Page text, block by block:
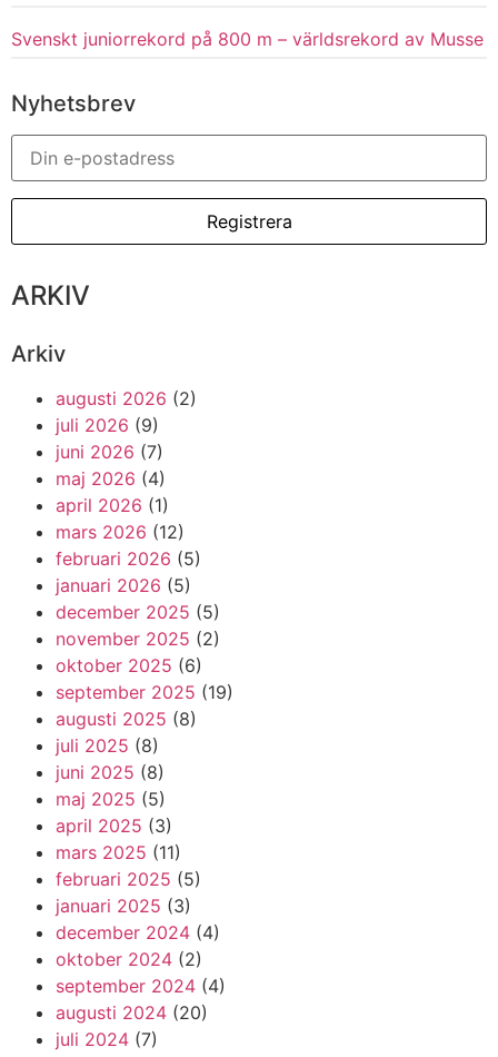
Svenskt juniorrekord på 800 m – världsrekord av Musse
Nyhetsbrev
ARKIV
Arkiv
augusti 2026 (2)
juli 2026 (9)
juni 2026 (7)
maj 2026 (4)
april 2026 (1)
mars 2026 (12)
februari 2026 (5)
januari 2026 (5)
december 2025 (5)
november 2025 (2)
oktober 2025 (6)
september 2025 (19)
augusti 2025 (8)
juli 2025 (8)
juni 2025 (8)
maj 2025 (5)
april 2025 (3)
mars 2025 (11)
februari 2025 (5)
januari 2025 (3)
december 2024 (4)
oktober 2024 (2)
september 2024 (4)
augusti 2024 (20)
juli 2024 (7)